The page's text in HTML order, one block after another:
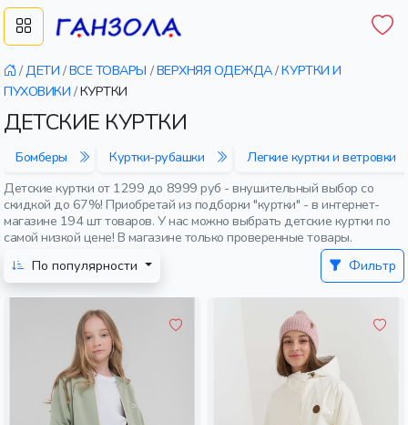
/ДЕТИ /ВСЕ ТОВАРЫ /ВЕРХНЯЯ ОДЕЖДА/КУРТКИ И
ПУХОВИКИ /КУРТКИ
ДЕТСКИЕ КУРТКИ
Бомберы Куртки-рубашки
Легкие куртки и ветровки
Детские куртки от 1299 до 8999 руб - внушительный выбор со
скидкой до 67%! Приобретай из подборки "куртки" - в интернет-
магазине 194 шт товаров. У нас можно выбрать детские куртки по
самой низкой цене! В магазине только проверенные товары.
По популярности
Фильтр